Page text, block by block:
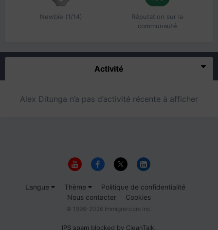
Newbie (1/14)
Réputation sur la
communauté
Activité
Alex Ditunga n’a pas d’activité récente à afficher
Langue Thème
Politique de confidentialité
Nous contacter
Cookies
© 1999-2026 Immigrer.com Inc.
IPS spam blocked by CleanTalk.